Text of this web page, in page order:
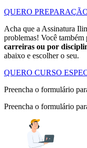
QUERO
Acha que a Assinatura
problemas! Você também
carreiras ou por
abaixo e escolher o seu.
QUERO CURSO
Preencha o formulário
Preencha o formulário